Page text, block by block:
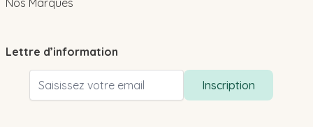
Lettre d’information
Adresse email
Inscription